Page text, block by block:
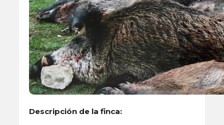
Descripción de la finca: